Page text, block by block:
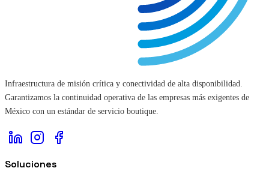
Infraestructura de misión crítica y conectividad de alta disponibilidad.
Garantizamos la continuidad operativa de las empresas más exigentes de
México con un estándar de servicio boutique.
Soluciones